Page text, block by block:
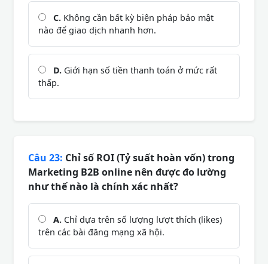
C. Không cần bất kỳ biện pháp bảo mật
nào để giao dịch nhanh hơn.
D. Giới hạn số tiền thanh toán ở mức rất
thấp.
Câu 23: Chỉ số ROI (Tỷ suất hoàn vốn) trong
Marketing B2B online nên được đo lường
như thế nào là chính xác nhất?
A. Chỉ dựa trên số lượng lượt thích (likes)
trên các bài đăng mạng xã hội.